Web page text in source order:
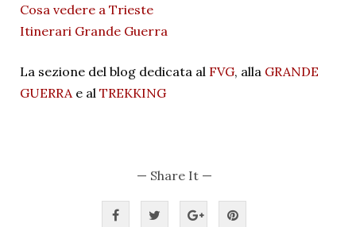
Cosa vedere a Trieste
Itinerari Grande Guerra
La sezione del blog dedicata al FVG, alla GRANDE
GUERRA e al TREKKING
— Share It —